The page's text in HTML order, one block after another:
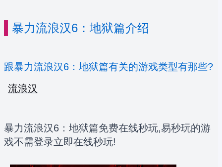
暴力流浪汉6：地狱篇介绍
跟暴力流浪汉6：地狱篇有关的游戏类型有那些?
流浪汉
暴力流浪汉6：地狱篇免费在线秒玩,易秒玩的游
戏不需登录立即在线秒玩!